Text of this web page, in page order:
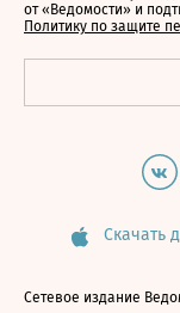
от «Ведомости» и
Политику по защите
Скачать
Сетевое издание